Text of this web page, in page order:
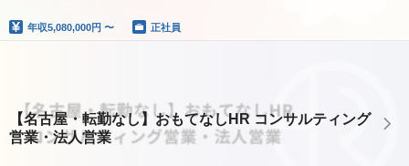
年収5,080,000円 〜 正社員
【名古屋・転勤なし】おもてなしHR コンサルティング
営業・法人営業